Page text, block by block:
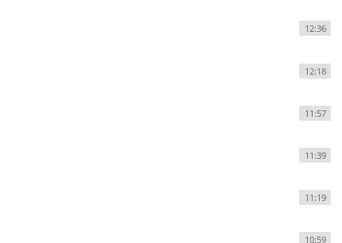
12:36
12:18
11:57
11:39
11:19
10:59